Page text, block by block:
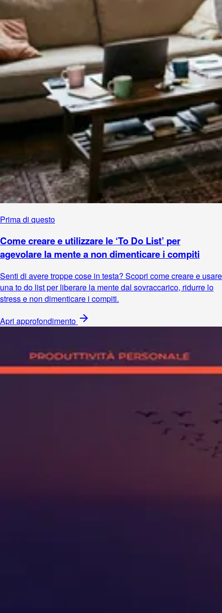
Prima di questo
Come creare e utilizzare le ‘To Do List’ per
agevolare la mente a non dimenticare i compiti
Senti di avere troppe cose in testa? Scopri come creare e usare
una to do list per liberare la mente dal sovraccarico, ridurre lo
stress e non dimenticare i compiti.
Apri approfondimento